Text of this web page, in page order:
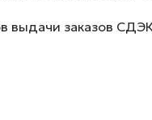
выдачи заказов